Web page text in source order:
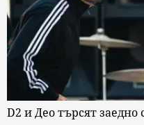
D2 и Део търсят заедно